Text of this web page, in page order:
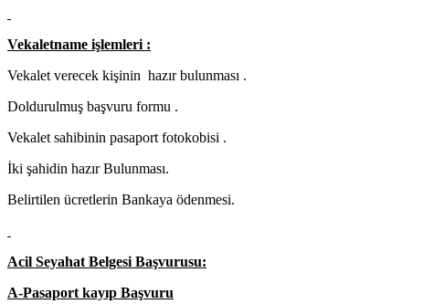
Vekaletname işlemleri :
Vekalet verecek kişinin hazır bulunması .
Doldurulmuş başvuru formu .
Vekalet sahibinin pasaport fotokobisi .
İki şahidin hazır Bulunması.
Belirtilen ücretlerin Bankaya ödenmesi.
Acil Seyahat Belgesi Başvurusu:
A-Pasaport kayıp Başvuru